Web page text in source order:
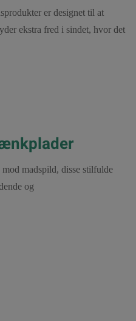
er designet til at
ekstra fred i sindet, hvor det
madspild, disse stilfulde
og